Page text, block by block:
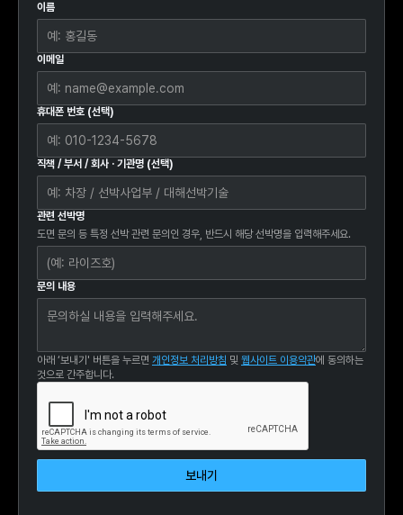
이름
이메일
휴대폰 번호 (선택)
직책 / 부서 / 회사 · 기관명 (선택)
관련 선박명
도면 문의 등 특정 선박 관련 문의인 경우, 반드시 해당 선박명을 입력해주세요.
문의 내용
아래 ‘보내기' 버튼을 누르면 개인정보 처리방침 및 웹사이트 이용약관에 동의하는
것으로 간주합니다.